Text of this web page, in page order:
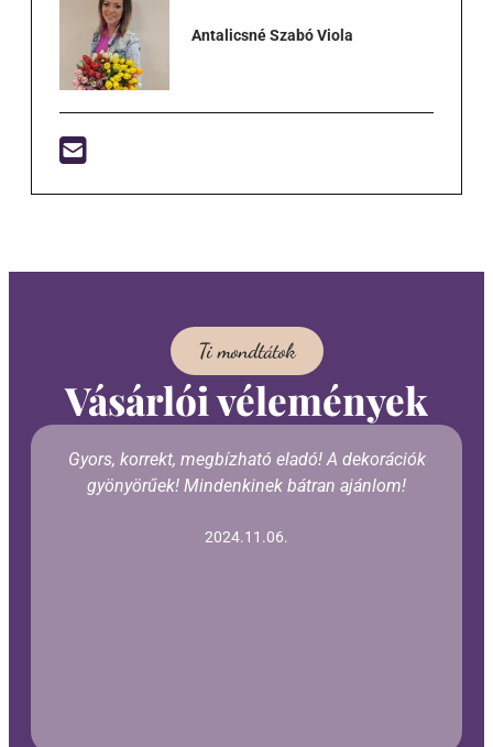
Antalicsné Szabó Viola
Ti mondtátok
Vásárlói vélemények
Gyors, korrekt, megbízható eladó! A dekorációk
gyönyörűek! Mindenkinek bátran ajánlom!
2024.11.06.